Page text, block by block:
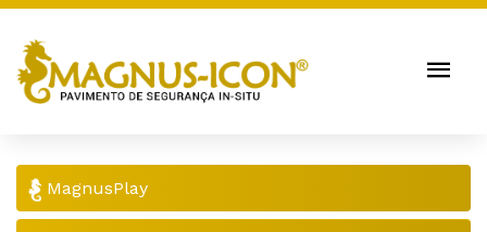
MagnusPlay